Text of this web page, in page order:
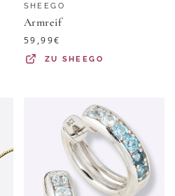
SHEEGO
Armreif
59,99€
ZU SHEEGO